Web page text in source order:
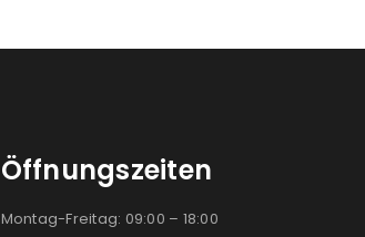
Öffnungszeiten
Montag-Freitag: 09:00 – 18:00